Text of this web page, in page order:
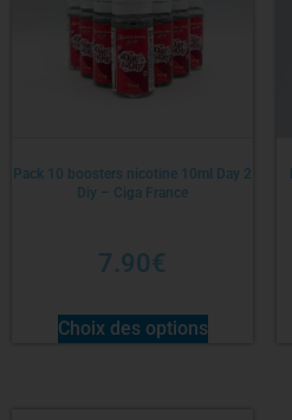
Pack 10 boosters nicotine 10ml Day 2
Diy – Ciga France
7.90€
Choix des options